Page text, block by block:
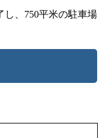
し、750平米の駐車場